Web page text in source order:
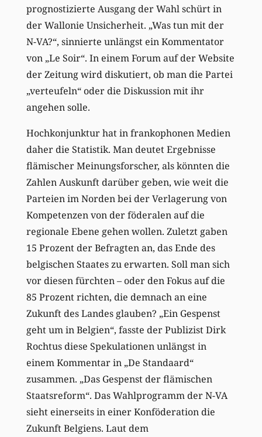
prognostizierte Ausgang der Wahl schürt in
der Wallonie Unsicherheit. „Was tun mit der
N-VA?“, sinnierte unlängst ein Kommentator
von „Le Soir“. In einem Forum auf der Website
der Zeitung wird diskutiert, ob man die Partei
„verteufeln“ oder die Diskussion mit ihr
angehen solle.
Hochkonjunktur hat in frankophonen Medien
daher die Statistik. Man deutet Ergebnisse
flämischer Meinungsforscher, als könnten die
Zahlen Auskunft darüber geben, wie weit die
Parteien im Norden bei der Verlagerung von
Kompetenzen von der föderalen auf die
regionale Ebene gehen wollen. Zuletzt gaben
15 Prozent der Befragten an, das Ende des
belgischen Staates zu erwarten. Soll man sich
vor diesen fürchten – oder den Fokus auf die
85 Prozent richten, die demnach an eine
Zukunft des Landes glauben? „Ein Gespenst
geht um in Belgien“, fasste der Publizist Dirk
Rochtus diese Spekulationen unlängst in
einem Kommentar in „De Standaard“
zusammen. „Das Gespenst der flämischen
Staatsreform“. Das Wahlprogramm der N-VA
sieht einerseits in einer Konföderation die
Zukunft Belgiens. Laut dem